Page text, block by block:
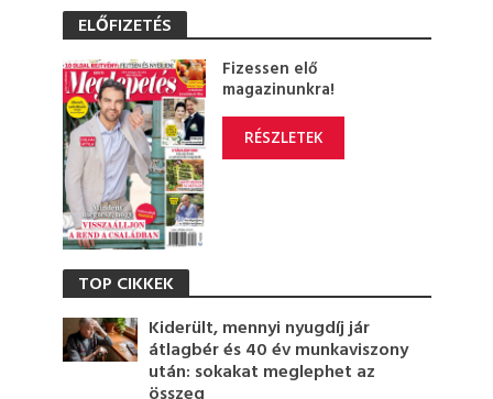
ELŐFIZETÉS
Fizessen elő
magazinunkra!
RÉSZLETEK
TOP CIKKEK
Kiderült, mennyi nyugdíj jár
átlagbér és 40 év munkaviszony
után: sokakat meglephet az